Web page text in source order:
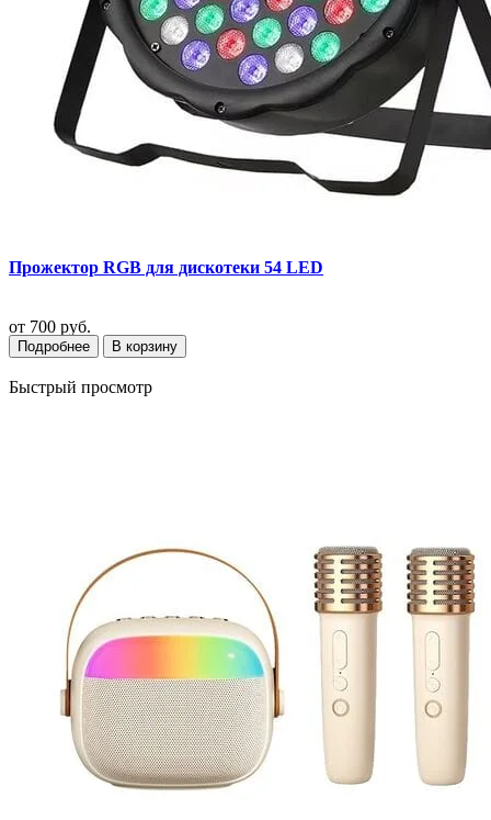
Прожектор RGB для дискотеки 54 LED
от 700 руб.
Подробнее В корзину
Быстрый просмотр